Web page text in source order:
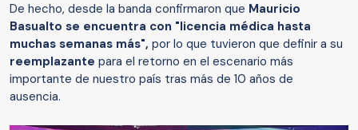
De hecho, desde la banda confirmaron que Mauricio
Basualto se encuentra con "licencia médica hasta
muchas semanas más", por lo que tuvieron que definir a su
reemplazante para el retorno en el escenario más
importante de nuestro país tras más de 10 años de
ausencia.